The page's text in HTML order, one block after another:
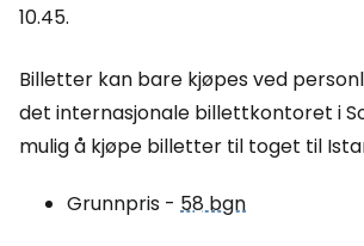
10.45.
Billetter kan bare kjøpes ved
det internasjonale billettkontoret i
mulig å kjøpe billetter til toget til
Grunnpris - 58 bgn